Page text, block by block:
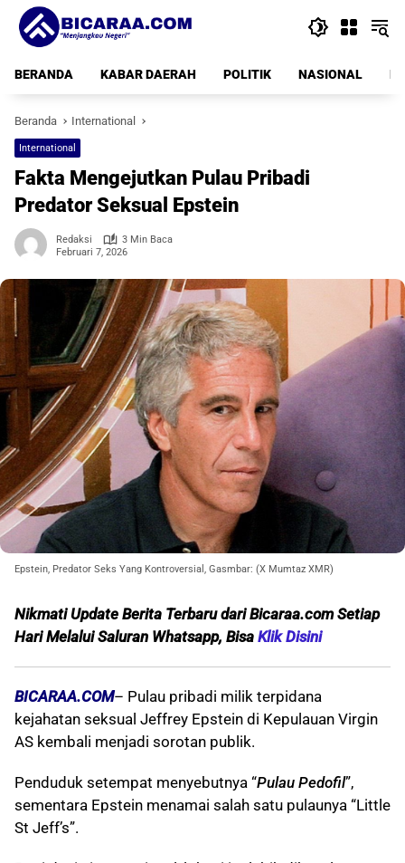
Langsung
konten
BERANDA
KABAR DAERAH POLITIK NASIONAL
Beranda International
International
Fakta Mengejutkan Pulau Pribadi
Predator Seksual Epstein
Redaksi
3 Min Baca
Februari 7, 2026
Epstein, Predator Seks Yang Kontroversial, Gasmbar: (X Mumtaz XMR)
Nikmati Update Berita Terbaru dari Bicaraa.com Setiap
Hari Melalui Saluran Whatsapp, Bisa Klik Disini
BICARAA.COM– Pulau pribadi milik terpidana
kejahatan seksual Jeffrey Epstein di Kepulauan Virgin
AS kembali menjadi sorotan publik.
Penduduk setempat menyebutnya “Pulau Pedofil”,
sementara Epstein menamai salah satu pulaunya “Little
St Jeff’s”.